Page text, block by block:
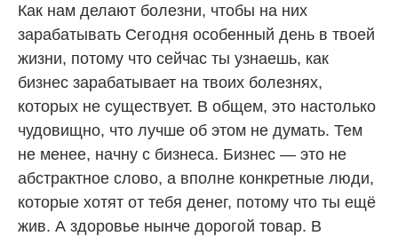
Как нам делают болезни, чтобы на них
зарабатывать Сегодня особенный день в твоей
жизни, потому что сейчас ты узнаешь, как
бизнес зарабатывает на твоих болезнях,
которых не существует. В общем, это настолько
чудовищно, что лучше об этом не думать. Тем
не менее, начну с бизнеса. Бизнес — это не
абстрактное слово, а вполне конкретные люди,
которые хотят от тебя денег, потому что ты ещё
жив. А здоровье нынче дорогой товар. В